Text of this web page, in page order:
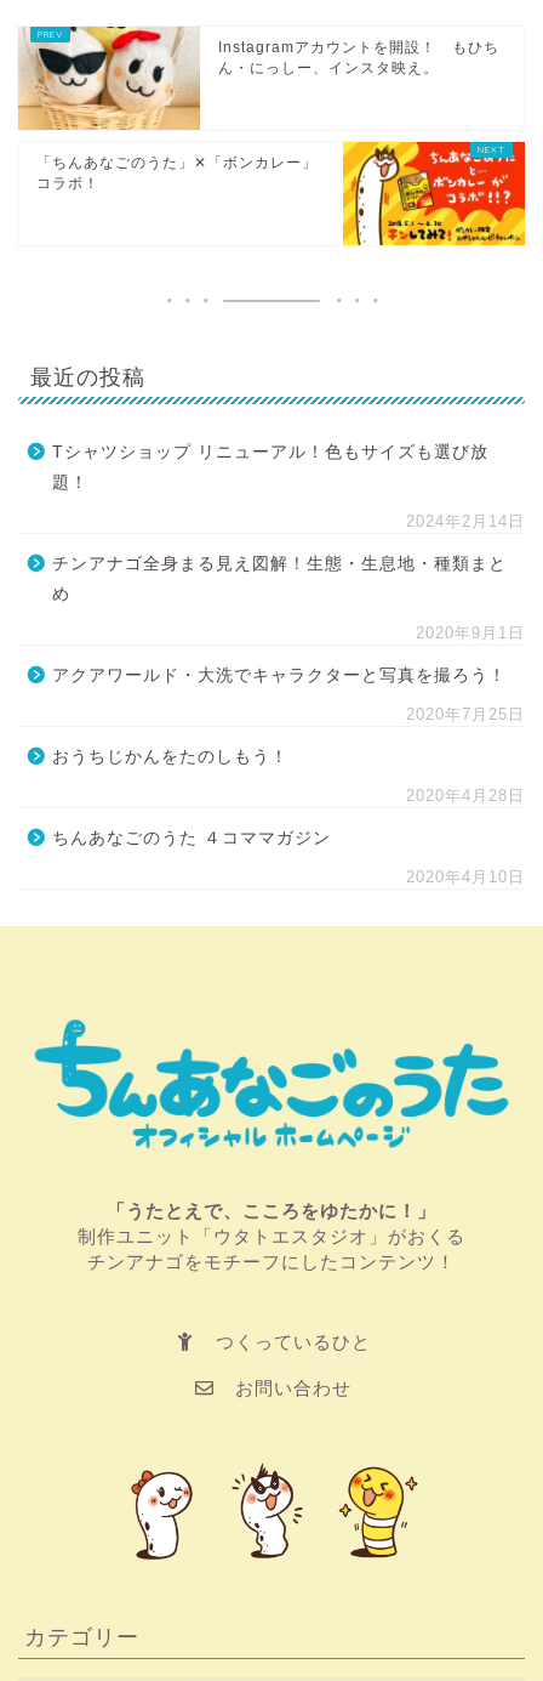
Instagramアカウントを開設！ もひち
ん・にっしー、インスタ映え。
「ちんあなごのうた」✕「ボンカレー」
コラボ！
最近の投稿
Tシャツショップ リニューアル！色もサイズも選び放
題！
2024年2月14日
チンアナゴ全身まる見え図解！生態・生息地・種類まと
め
2020年9月1日
アクアワールド・大洗でキャラクターと写真を撮ろう！
2020年7月25日
おうちじかんをたのしもう！
2020年4月28日
ちんあなごのうた ４コママガジン
2020年4月10日
「うたとえで、こころをゆたかに！」
制作ユニット「ウタトエスタジオ」がおくる
チンアナゴをモチーフにしたコンテンツ！
つくっているひと
お問い合わせ
カテゴリー